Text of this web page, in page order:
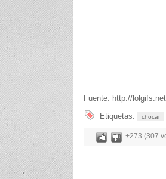
Fuente: http://lolgifs.net
Etiquetas:
chocar
+273 (307